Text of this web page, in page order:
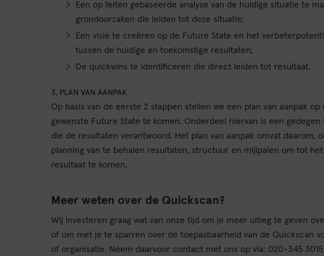
Een op feiten gebaseerde analyse van de huidige situatie te
grondoorzaken die leiden tot deze situatie;
Een visie te creëren op de Future State en het
tussen de huidige en toekomstige resultaten;
De quickwins te identificeren die direct leiden tot resultaat.
3. PLAN VAN AANPAK
Op basis van de eerste 2 stappen stellen we een plan van aanpak op
gewenste Future State te komen. Onderdeel hiervan is een gedegen
die de resultaten verantwoord. Het plan van aanpak omvat daarom,
planning van te behalen resultaten, structuur en mijlpalen om tot het
resultaat te komen.
Meer weten over de Quickscan?
Wij investeren graag wat van onze tijd om je meer uitleg te geven
of om met je te sparren over de toepasbaarheid van de Quickscan
of organisatie. Neem daarvoor contact met ons op via: 020-345